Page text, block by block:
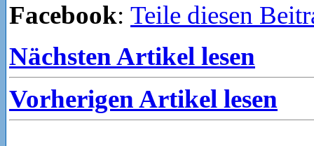
Facebook: Teile diesen
Nächsten Artikel lesen
Vorherigen Artikel lesen